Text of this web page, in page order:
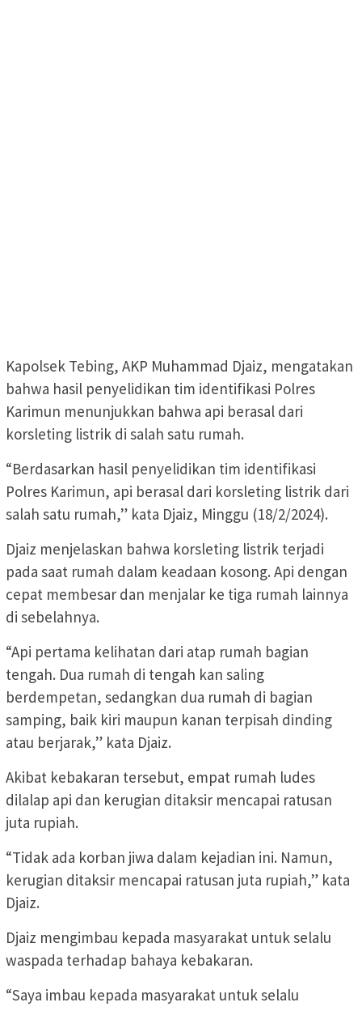
Kapolsek Tebing, AKP Muhammad Djaiz, mengatakan
bahwa hasil penyelidikan tim identifikasi Polres
Karimun menunjukkan bahwa api berasal dari
korsleting listrik di salah satu rumah.
“Berdasarkan hasil penyelidikan tim identifikasi
Polres Karimun, api berasal dari korsleting listrik dari
salah satu rumah,” kata Djaiz, Minggu (18/2/2024).
Djaiz menjelaskan bahwa korsleting listrik terjadi
pada saat rumah dalam keadaan kosong. Api dengan
cepat membesar dan menjalar ke tiga rumah lainnya
di sebelahnya.
“Api pertama kelihatan dari atap rumah bagian
tengah. Dua rumah di tengah kan saling
berdempetan, sedangkan dua rumah di bagian
samping, baik kiri maupun kanan terpisah dinding
atau berjarak,” kata Djaiz.
Akibat kebakaran tersebut, empat rumah ludes
dilalap api dan kerugian ditaksir mencapai ratusan
juta rupiah.
“Tidak ada korban jiwa dalam kejadian ini. Namun,
kerugian ditaksir mencapai ratusan juta rupiah,” kata
Djaiz.
Djaiz mengimbau kepada masyarakat untuk selalu
waspada terhadap bahaya kebakaran.
“Saya imbau kepada masyarakat untuk selalu